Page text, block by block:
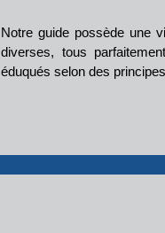
Notre guide possède une
diverses, tous
éduqués selon des